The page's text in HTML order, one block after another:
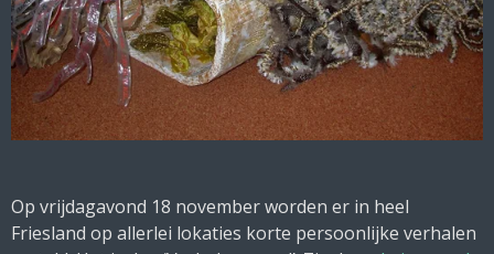
Op vrijdagavond 18 november worden er in heel
Friesland op allerlei lokaties korte persoonlijke verhalen